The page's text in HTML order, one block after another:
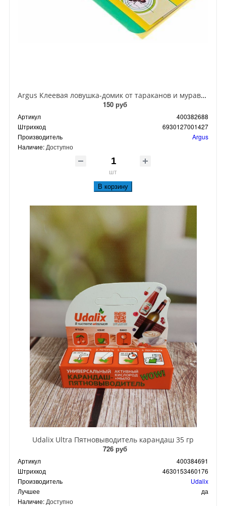
Argus Клеевая ловушка-домик от тараканов и муравьев
150 руб
Артикул
400382688
Штрихкод
6930127001427
Производитель
Argus
Наличие: Доступно
шт
В корзину
Udalix Ultra Пятновыводитель карандаш 35 гр
726 руб
Артикул
400384691
Штрихкод
4630153460176
Производитель
Udalix
Лучшее
да
Наличие: Доступно